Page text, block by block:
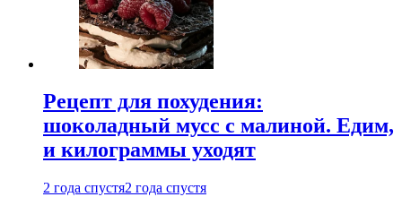
Рецепт для похудения:
шоколадный мусс с малиной. Едим,
и килограммы уходят
2 года спустя2 года спустя